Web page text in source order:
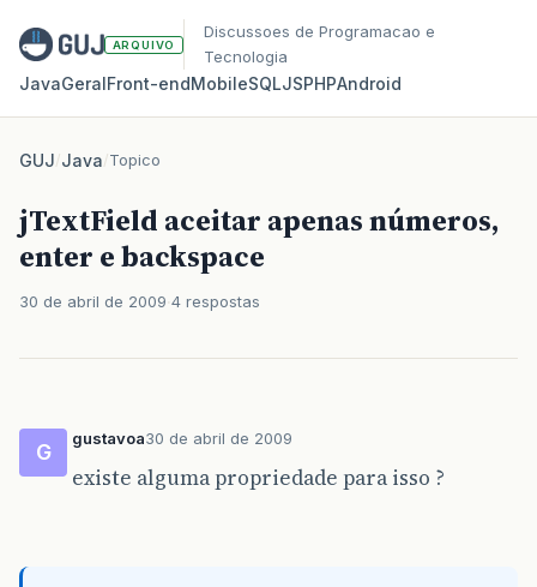
ARQUIVO
Discussoes de Programacao e
Tecnologia
JavaGeralFront‑endMobileSQLJSPHPAndroid
GUJ/Java/Topico
jTextField aceitar apenas números,
enter e backspace
30 de abril de 2009 4 respostas
G
gustavoa30 de abril de 2009
existe alguma propriedade para isso ?